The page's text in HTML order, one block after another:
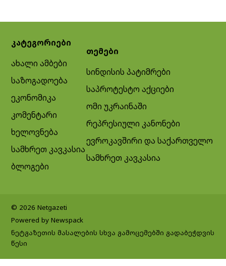
კატეგორიები
ახალი ამბები
საზოგადოება
ეკონომიკა
კომენტარი
ხელოვნება
სამხრეთ კავკასია
ბლოგები
თემები
სინდისის პატიმრები
საპროტესტო აქციები
ომი უკრაინაში
რეპრესიული კანონები
ევროკავშირი და საქართველო
სამხრეთ კავკასია
© 2026 Netgazeti
Powered by Newspack
ნეტგაზეთის მასალების სხვა გამოცემებში გადაბეჭდვის
წესი